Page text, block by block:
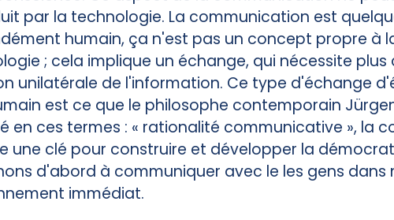
par la technologie. La communication est
humain, ça n'est pas un concept propre à
; cela implique un échange, qui nécessite
unilatérale de l'information. Ce type d'échange
est ce que le philosophe contemporain
en ces termes : « rationalité communicative », la
une clé pour construire et développer la
d'abord à communiquer avec le les gens dans
immédiat.